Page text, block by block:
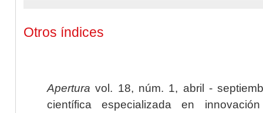
Otros índices
Apertura vol. 18, núm. 1, abril -
científica especializada en